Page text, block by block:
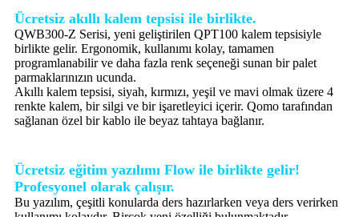
Ücretsiz akıllı kalem tepsisi ile birlikte.
QWB300-Z Serisi, yeni geliştirilen QPT100 kalem tepsisiyle
birlikte gelir. Ergonomik, kullanımı kolay, tamamen
programlanabilir ve daha fazla renk seçeneği sunan bir palet
parmaklarınızın ucunda.
Akıllı kalem tepsisi, siyah, kırmızı, yeşil ve mavi olmak üzere 4
renkte kalem, bir silgi ve bir işaretleyici içerir. Qomo tarafından
sağlanan özel bir kablo ile beyaz tahtaya bağlanır.
Ücretsiz eğitim yazılımı Flow ile birlikte gelir!
Profesyonel olarak çalışır.
Bu yazılım, çeşitli konularda ders hazırlarken veya ders verirken